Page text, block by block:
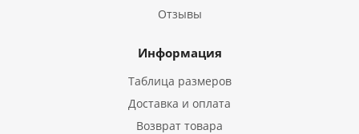
Отзывы
Информация
Таблица размеров
Доставка и оплата
Возврат товара